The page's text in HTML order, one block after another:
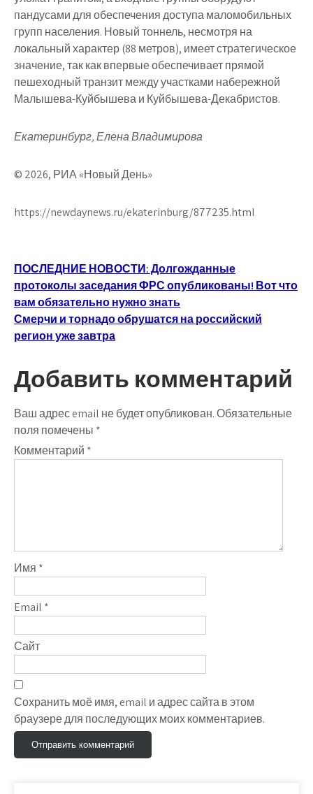
пандусами для обеспечения доступа маломобильных
групп населения. Новый тоннель, несмотря на
локальный характер (88 метров), имеет стратегическое
значение, так как впервые обеспечивает прямой
пешеходный транзит между участками набережной
Малышева-Куйбышева и Куйбышева-Декабристов.
Екатеринбург, Елена Владимирова
© 2026, РИА «Новый День»
https://newdaynews.ru/ekaterinburg/877235.html
Навигация
по
записям
ПОСЛЕДНИЕ НОВОСТИ: Долгожданные
протоколы заседания ФРС опубликованы! Вот что
вам обязательно нужно знать
Смерчи и торнадо обрушатся на российский
регион уже завтра
Добавить комментарий
Ваш адрес email не будет опубликован.Обязательные
поля помечены *
Комментарий *
Имя *
Email *
Сайт
Сохранить моё имя, email и адрес сайта в этом
браузере для последующих моих комментариев.